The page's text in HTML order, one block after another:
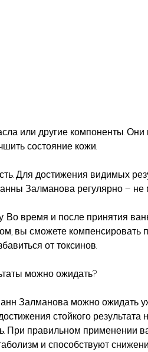
состояние кожи.
Для достижения видимых
Залманова регулярно – не
Во время и после принятия
вы сможете компенсировать
от токсинов.
можно ожидать?
Залманова можно ожидать
стойкого
При правильном применении
и способствуют